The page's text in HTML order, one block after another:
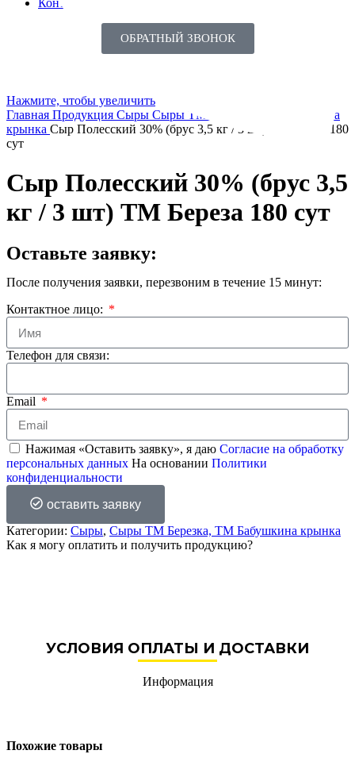
Контакты
ОБРАТНЫЙ ЗВОНОК
Нажмите, чтобы увеличить
Главная Продукция Сыры Сыры ТМ Березка, ТМ Бабушкина
крынка Сыр Полесский 30% (брус 3,5 кг / 3 шт) ТМ Береза 180
сут
Сыр Полесский 30% (брус 3,5
кг / 3 шт) ТМ Береза 180 сут
Оставьте заявку:
После получения заявки, перезвоним в течение 15 минут:
Контактное лицо:
Телефон для связи:
Email
Нажимая «Оставить заявку», я даю Согласие на обработку
персональных данных На основании Политики
конфиденциальности
оставить заявку
Категории: Сыры, Сыры ТМ Березка, ТМ Бабушкина крынка
Как я могу оплатить и получить продукцию?
УСЛОВИЯ ОПЛАТЫ И ДОСТАВКИ
Информация
Похожие товары